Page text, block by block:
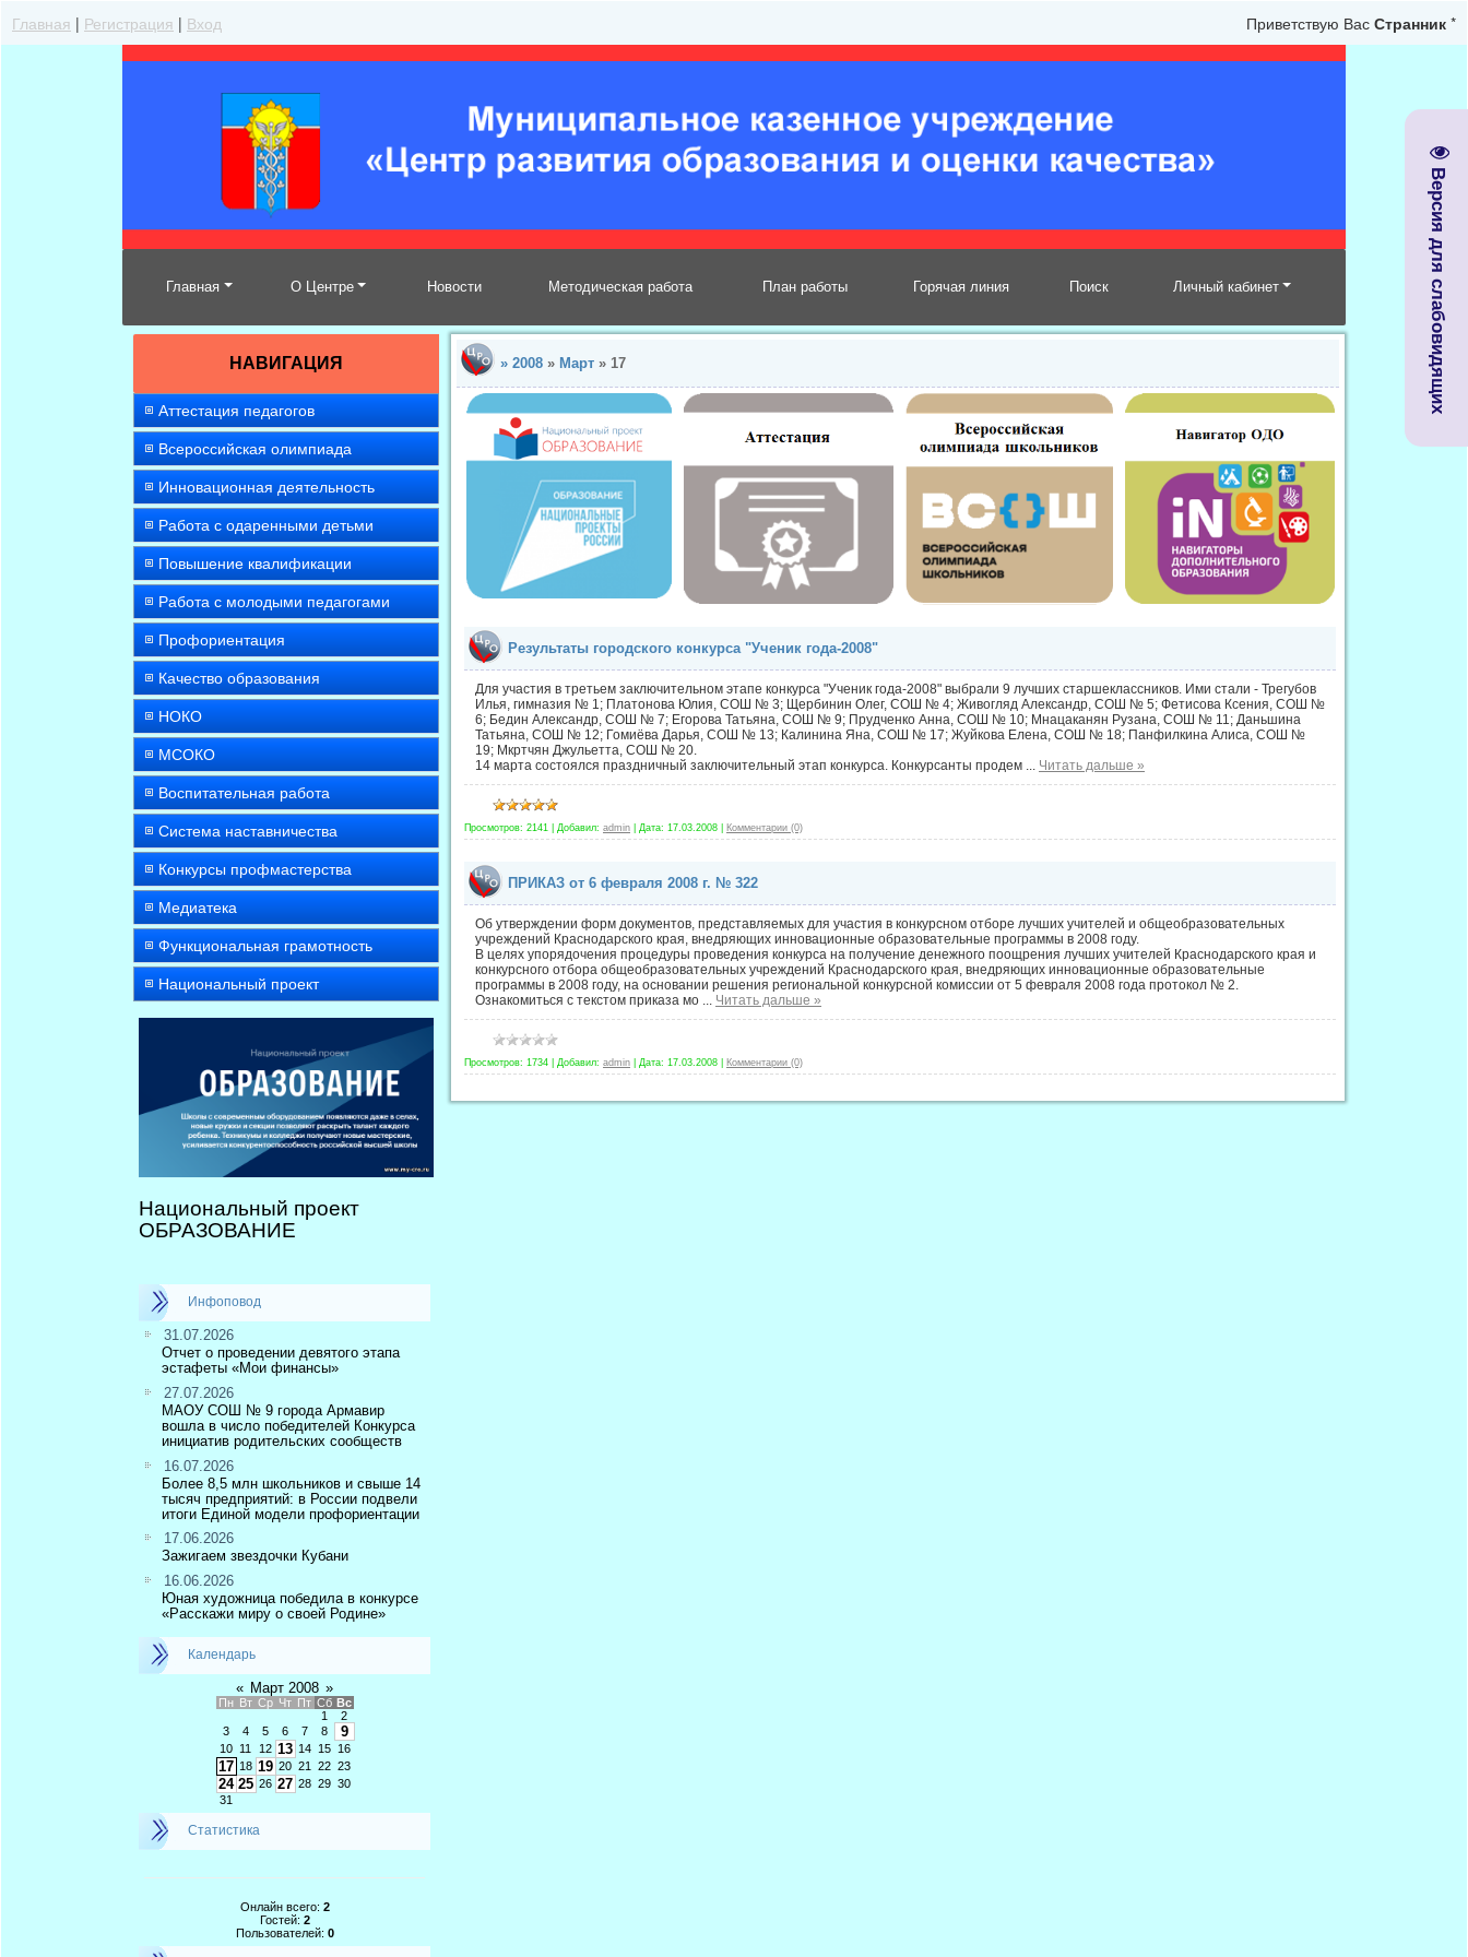
Версия для слабовидящих
Главная | Регистрация | Вход Приветствую Вас Странник *
Главная О Центре Новости Методическая работа План работы Горячая линия Поиск Личный кабинет
НАВИГАЦИЯ
Аттестация педагогов
Всероссийская олимпиада
Инновационная деятельность
Работа с одаренными детьми
Повышение квалификации
Работа с молодыми педагогами
Профориентация
Качество образования
НОКО
МСОКО
Воспитательная работа
Система наставничества
Конкурсы профмастерства
Медиатека
Функциональная грамотность
Национальный проект
Национальный проект
ОБРАЗОВАНИЕ
Инфоповод
31.07.2026
Отчет о проведении девятого этапа
эстафеты «Мои финансы»
27.07.2026
МАОУ СОШ № 9 города Армавир
вошла в число победителей Конкурса
инициатив родительских сообществ
16.07.2026
Более 8,5 млн школьников и свыше 14
тысяч предприятий: в России подвели
итоги Единой модели профориентации
17.06.2026
Зажигаем звездочки Кубани
16.06.2026
Юная художница победила в конкурсе
«Расскажи миру о своей Родине»
Календарь
« Март 2008 »
Пн Вт Ср Чт Пт Сб Вс
1
2
3
4 5 6 7 8 9
10 11 12 13 14 15 16
17 18 19 20 21 22 23
24 25 26 27 28 29 30
31
Статистика
Онлайн всего: 2
Гостей: 2
Пользователей: 0
» 2008 » Март » 17
Результаты городского конкурса "Ученик года-2008"
Для участия в третьем заключительном этапе конкурса "Ученик года-2008" выбрали 9 лучших старшеклассников. Ими стали - Трегубов
Илья, гимназия № 1; Платонова Юлия, СОШ № 3; Щербинин Олег, СОШ № 4; Живогляд Александр, СОШ № 5; Фетисова Ксения, СОШ №
6; Бедин Александр, СОШ № 7; Егорова Татьяна, СОШ № 9; Прудченко Анна, СОШ № 10; Мнацаканян Рузана, СОШ № 11; Даньшина
Татьяна, СОШ № 12; Гомиёва Дарья, СОШ № 13; Калинина Яна, СОШ № 17; Жуйкова Елена, СОШ № 18; Панфилкина Алиса, СОШ №
19; Мкртчян Джульетта, СОШ № 20.
14 марта состоялся праздничный заключительный этап конкурса. Конкурсанты продем ... Читать дальше »
Просмотров: 2141 Добавил: admin Дата: 17.03.2008 Комментарии (0)
ПРИКАЗ от 6 февраля 2008 г. № 322
Об утверждении форм документов, представляемых для участия в конкурсном отборе лучших учителей и общеобразовательных
учреждений Краснодарского края, внедряющих инновационные образовательные программы в 2008 году.
В целях упорядочения процедуры проведения конкурса на получение денежного поощрения лучших учителей Краснодарского края и
конкурсного отбора общеобразовательных учреждений Краснодарского края, внедряющих инновационные образовательные
программы в 2008 году, на основании решения региональной конкурсной комиссии от 5 февраля 2008 года протокол № 2.
Ознакомиться с текстом приказа мо ... Читать дальше »
Просмотров: 1734 Добавил: admin Дата: 17.03.2008 Комментарии (0)